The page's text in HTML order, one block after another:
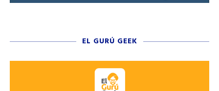
EL GURÚ GEEK